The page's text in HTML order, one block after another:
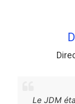
Le JDM